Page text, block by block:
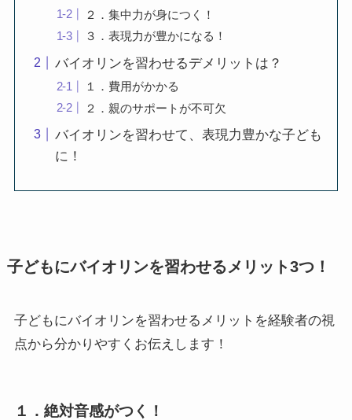
２．集中力が身につく！
３．表現力が豊かになる！
バイオリンを習わせるデメリットは？
１．費用がかかる
２．親のサポートが不可欠
バイオリンを習わせて、表現力豊かな子ども
に！
子どもにバイオリンを習わせるメリット3つ！
子どもにバイオリンを習わせるメリットを経験者の視
点から分かりやすくお伝えします！
１．絶対音感がつく！